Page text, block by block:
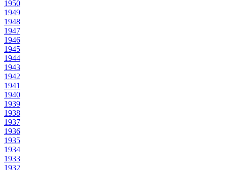
1950
1949
1948
1947
1946
1945
1944
1943
1942
1941
1940
1939
1938
1937
1936
1935
1934
1933
1932